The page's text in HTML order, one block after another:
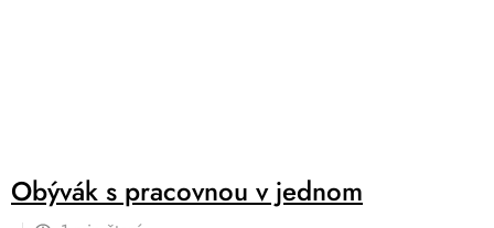
Obývák s pracovnou v jednom